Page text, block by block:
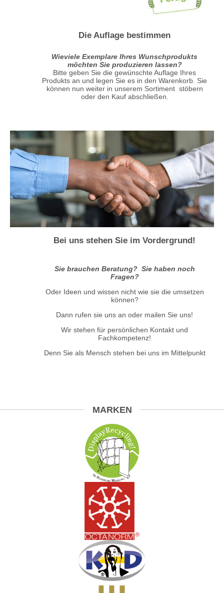
Die Auflage bestimmen
Wieviele Exemplare Ihres Wunschprodukts
möchten Sie produzieren lassen?
Bitte geben Sie die gewünschte Auflage Ihres
Produkts an und legen Sie es in den Warenkorb. Sie
können nun weiter in unserem Sortiment stöbern
oder den Kauf abschließen.
Bei uns stehen Sie im Vordergrund!
Sie brauchen Beratung? Sie haben noch
Fragen?
Oder Ideen und wissen nicht wie sie die umsetzen
können?
Dann rufen sie uns an oder mailen Sie uns!
Wir stehen für persönlichen Kontakt und
Fachkompetenz!
Denn Sie als Mensch stehen bei uns im Mittelpunkt
MARKEN